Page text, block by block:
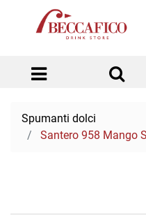
Open menu
Spumanti dolci
Santero 958 Mango